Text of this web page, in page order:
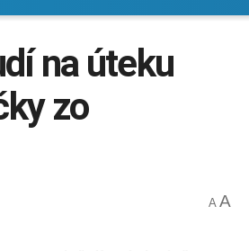
na úteku
zo
A A